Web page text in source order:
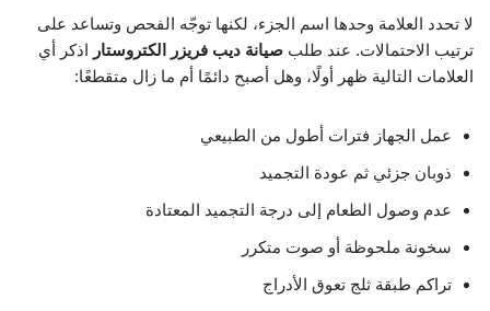
لا تحدد العلامة وحدها اسم الجزء، لكنها توجّه الفحص وتساعد على
ترتيب الاحتمالات. عند طلب صيانة ديب فريزر الكتروستار اذكر أي
العلامات التالية ظهر أولًا، وهل أصبح دائمًا أم ما زال متقطعًا:
عمل الجهاز فترات أطول من الطبيعي
ذوبان جزئي ثم عودة التجميد
عدم وصول الطعام إلى درجة التجميد المعتادة
سخونة ملحوظة أو صوت متكرر
تراكم طبقة ثلج تعوق الأدراج